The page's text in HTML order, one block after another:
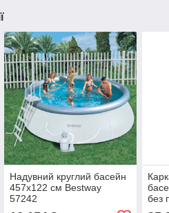
Надувний круглий басейн
457х122 см Bestway
57242
без